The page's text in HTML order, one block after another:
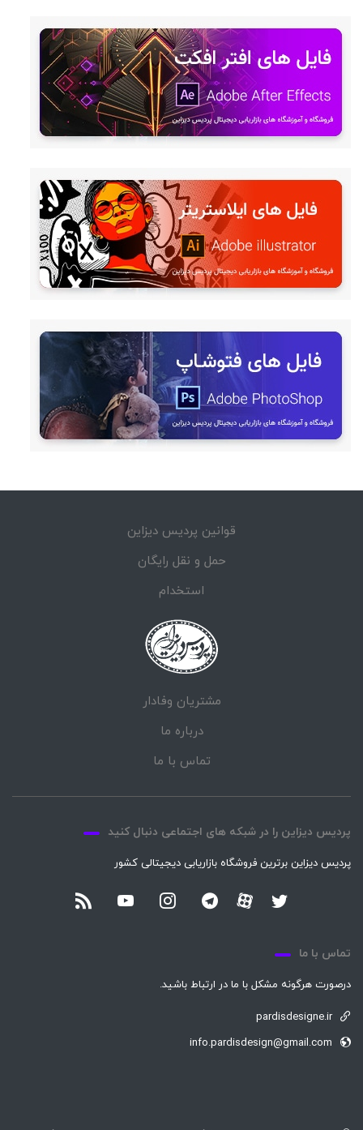
قوانین پردیس دیزاین
حمل و نقل رایگان
استخدام
مشتریان وفادار
درباره ما
تماس با ما
پردیس دیزاین را در شبکه های اجتماعی دنبال کنید
پردیس دیزاین برترین فروشگاه بازاریابی دیجیتالی کشور
تماس با ما
درصورت هرگونه مشکل با ما در ارتباط باشید.
pardisdesigne.ir
info.pardisdesign@gmail.com